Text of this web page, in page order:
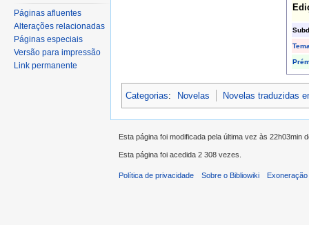
Categorias: Novelas Novelas traduzidas
Páginas afluentes
Alterações relacionadas
Páginas especiais
Versão para impressão
Link permanente
Esta página foi modificada pela última vez às 22h03min
Esta página foi acedida 2 308 vezes.
Política de privacidade Sobre o Bibliowiki